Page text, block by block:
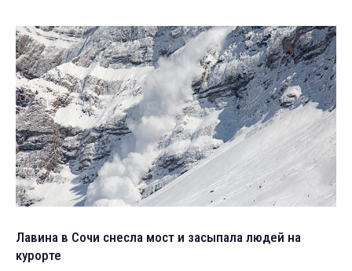
Лавина в Сочи снесла мост и засыпала людей на
курорте